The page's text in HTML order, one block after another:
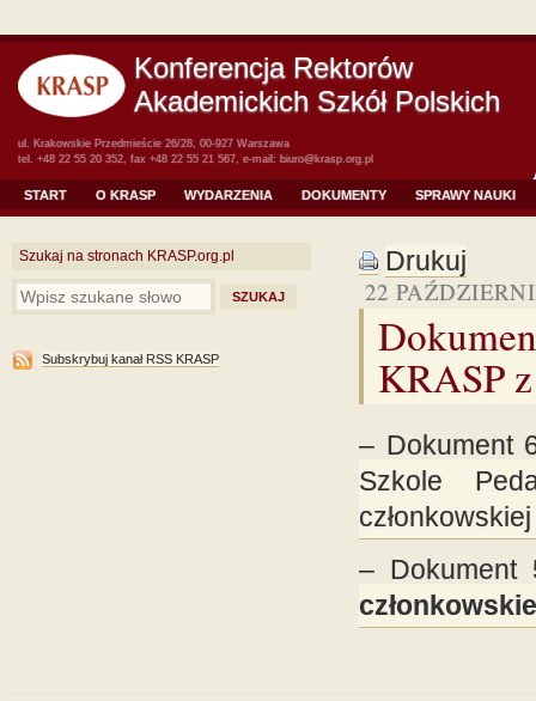
Konferencja Rektorów
Akademickich Szkół Polskich
ul. Krakowskie Przedmieście 26/28, 00-927 Warszawa
tel. +48 22 55 20 352, fax +48 22 55 21 567, e-mail: biuro@krasp.org.pl
START O KRASP WYDARZENIA DOKUMENTY SPRAWY NAUKI
Szukaj na stronach KRASP.org.pl
Subskrybuj kanał RSS KRASP
Drukuj
22
KRASP
– Dokument
Szkole
– Dokument